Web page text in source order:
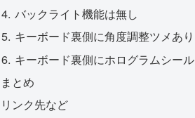
バックライト機能は無し
キーボード裏側に角度調整ツメあり
キーボード裏側にホログラムシール
まとめ
リンク先など